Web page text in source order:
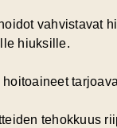
vahvistavat
hiuksille.
hoitoaineet
tehokkuus